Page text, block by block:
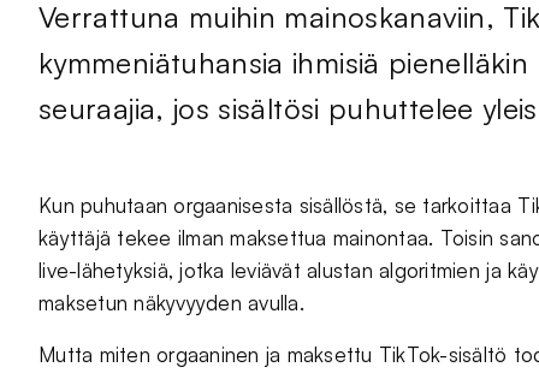
Verrattuna muihin mainoskanaviin,
kymmeniätuhansia ihmisiä
seuraajia, jos sisältösi puhuttelee
Kun puhutaan orgaanisesta sisällöstä, se tarkoittaa
käyttäjä tekee ilman maksettua mainontaa. Toisin
live-lähetyksiä, jotka leviävät alustan algoritmien ja
maksetun näkyvyyden avulla.
Mutta miten orgaaninen ja maksettu TikTok-sisältö